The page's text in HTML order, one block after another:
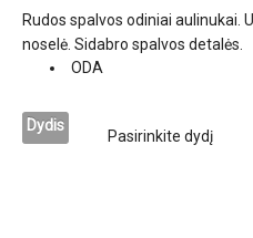
Rudos spalvos odiniai aulinukai.
noselė. Sidabro spalvos detalės.
ODA
Dydis